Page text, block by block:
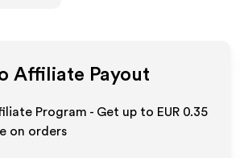
Affiliate Payout
Program - Get up to EUR 0.35
on orders